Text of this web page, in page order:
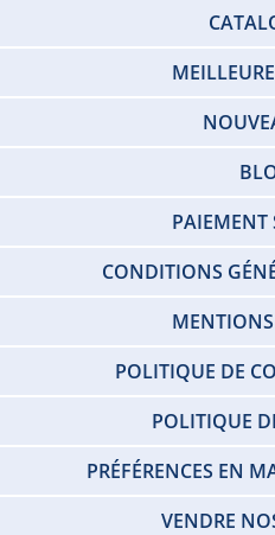
PAIEMENT
CONDITIONS
POLITIQUE DE
POLITIQUE
PRÉFÉRENCES EN
VENDRE